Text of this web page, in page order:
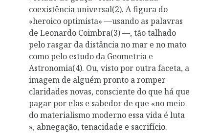
coexistência universal(2). A figura do
«heroico optimista» —usando as palavras
de Leonardo Coimbra(3) —, tão talhado
pelo rasgar da distância no mar e no mato
como pelo estudo da Geometria e
Astronomia(4). Ou, visto por outra faceta, a
imagem de alguém pronto a romper
claridades novas, consciente do que há que
pagar por elas e sabedor de que «no meio
do materialismo moderno essa vida é luta
», abnegação, tenacidade e sacrifício.